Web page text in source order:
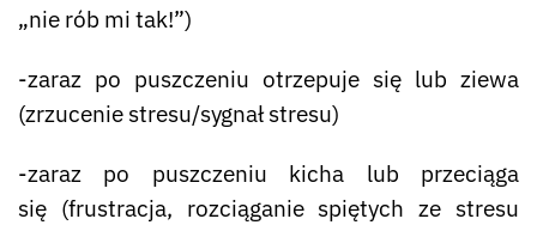
„nie rób mi tak!”)
-zaraz po puszczeniu otrzepuje się lub ziewa
(zrzucenie stresu/sygnał stresu)
-zaraz po puszczeniu kicha lub przeciąga
się (frustracja, rozciąganie spiętych ze stresu